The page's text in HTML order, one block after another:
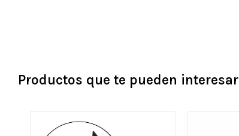
Productos que te pueden interesar